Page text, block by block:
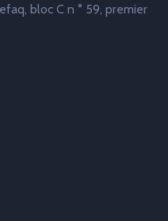
bloc C n ° 59, premier